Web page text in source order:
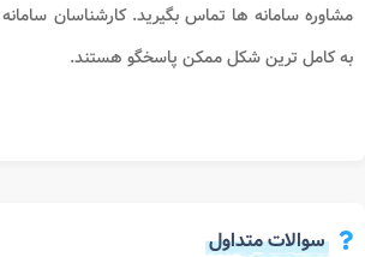
مشاوره سامانه ها تماس بگیرید. کارشناسان
به کامل ترین شکل ممکن پاسخگو هستند.
سوالات متداول